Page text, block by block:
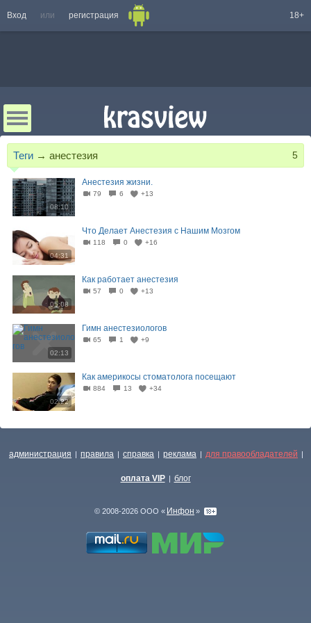
Вход или регистрация 18+
Теги → анестезия 5
08:10
Анестезия жизни.
79 6 +13
04:31
Что Делает Анестезия с Нашим Мозгом
118 0 +16
05:08
Как работает анестезия
57 0 +13
02:13
Гимн анестезиологов
65 1 +9
02:22
Как америкосы стоматолога посещают
884 13 +34
администрация | правила | справка | реклама | для правообладателей |
оплата VIP | блог
© 2008-2026 ООО « Инфон »